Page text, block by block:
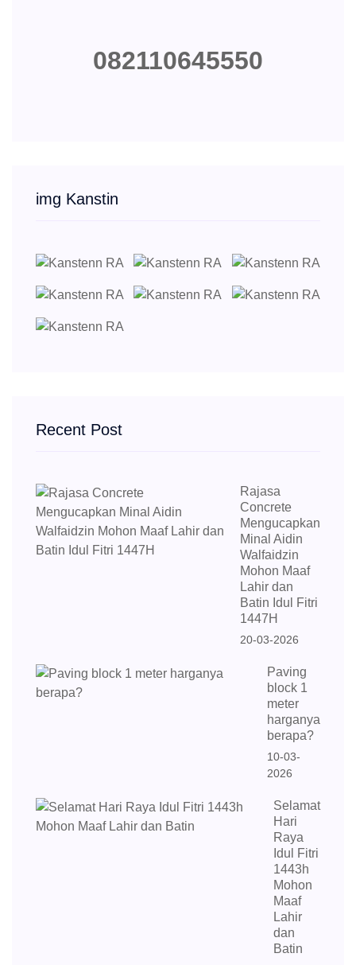
082110645550
img Kanstin
Recent Post
Rajasa
Concrete
Mengucapkan
Minal Aidin
Walfaidzin
Mohon Maaf
Lahir dan
Batin Idul Fitri
1447H
20-03-2026
Paving
block 1
meter
harganya
berapa?
10-03-
2026
Selamat
Hari
Raya
Idul Fitri
1443h
Mohon
Maaf
Lahir
dan
Batin